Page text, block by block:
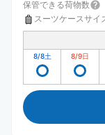
保管できる荷物数
スーツケースサイ
8/8土 8/9日